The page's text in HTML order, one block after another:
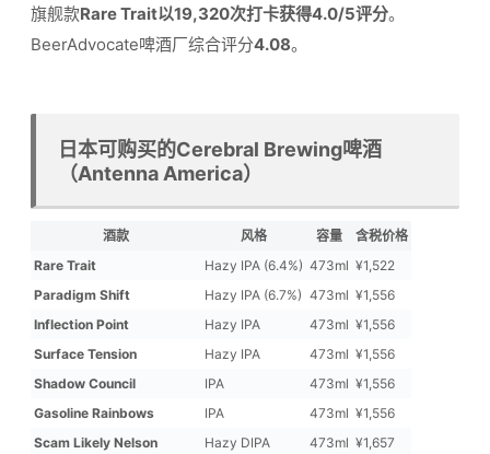
旗舰款Rare Trait以19,320次打卡获得4.0/5评分。
BeerAdvocate啤酒厂综合评分4.08。
日本可购买的Cerebral Brewing啤酒
（Antenna America）
酒款 风格 容量
含税价格
Rare Trait
Hazy IPA (6.4%) 473ml ¥1,522
Paradigm Shift
Hazy IPA (6.7%) 473ml ¥1,556
Inflection Point
Hazy IPA 473ml ¥1,556
Surface Tension
Hazy IPA 473ml ¥1,556
Shadow Council
IPA 473ml ¥1,556
Gasoline Rainbows
IPA 473ml ¥1,556
Scam Likely Nelson
Hazy DIPA 473ml ¥1,657